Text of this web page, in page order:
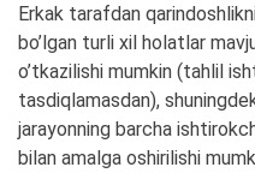
Erkak tarafdan
bo’lgan turli xil holatlar
o’tkazilishi mumkin (tahlil
tasdiqlamasdan),
jarayonning barcha
bilan amalga oshirilishi